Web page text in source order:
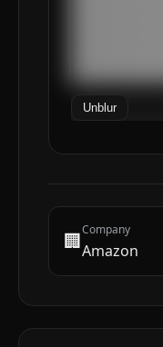
Unblur
🏢Company
Amazon